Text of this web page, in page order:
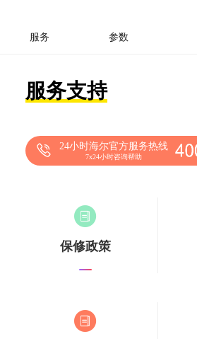
服务 参数
服务支持
24小时海尔官方服务热线
7x24小时咨询帮助
保修政策